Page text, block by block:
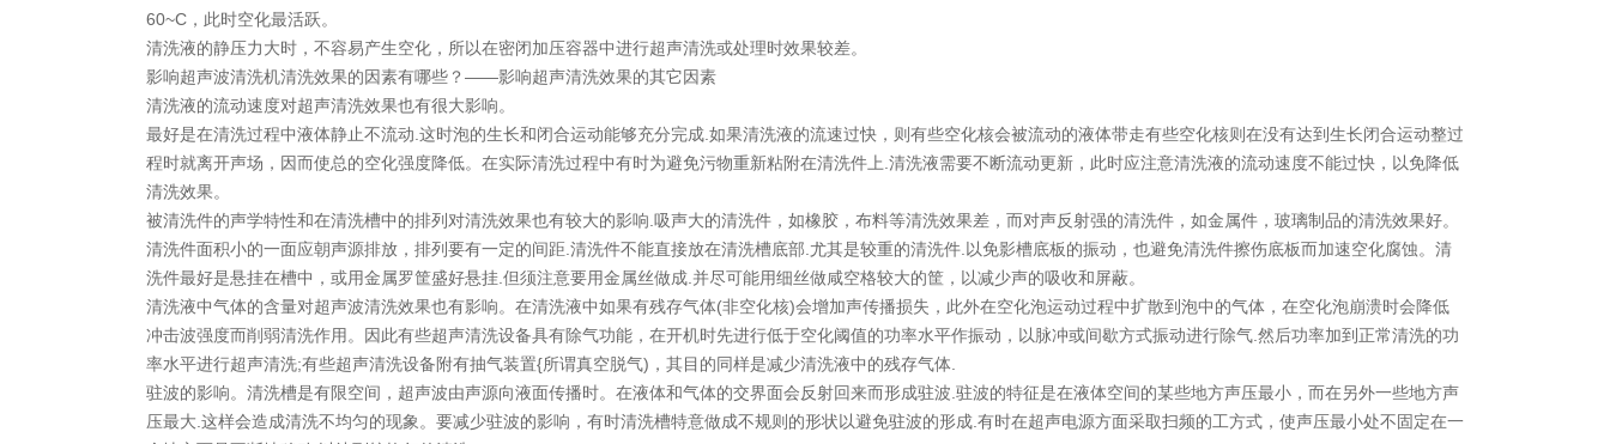
60~C，此时空化最活跃。
清洗液的静压力大时，不容易产生空化，所以在密闭加压容器中进行超声清洗或处理时效果较差。
影响超声波清洗机清洗效果的因素有哪些？——影响超声清洗效果的其它因素
清洗液的流动速度对超声清洗效果也有很大影响。
最好是在清洗过程中液体静止不流动.这时泡的生长和闭合运动能够充分完成.如果清洗液的流速过快，则有些空化核会被流动的液体带走有些空化核则在没有达到生长闭合运动整过
程时就离开声场，因而使总的空化强度降低。在实际清洗过程中有时为避免污物重新粘附在清洗件上.清洗液需要不断流动更新，此时应注意清洗液的流动速度不能过快，以免降低
清洗效果。
被清洗件的声学特性和在清洗槽中的排列对清洗效果也有较大的影响.吸声大的清洗件，如橡胶，布料等清洗效果差，而对声反射强的清洗件，如金属件，玻璃制品的清洗效果好。
清洗件面积小的一面应朝声源排放，排列要有一定的间距.清洗件不能直接放在清洗槽底部.尤其是较重的清洗件.以免影槽底板的振动，也避免清洗件擦伤底板而加速空化腐蚀。清
洗件最好是悬挂在槽中，或用金属罗筐盛好悬挂.但须注意要用金属丝做成.并尽可能用细丝做咸空格较大的筐，以减少声的吸收和屏蔽。
清洗液中气体的含量对超声波清洗效果也有影响。在清洗液中如果有残存气体(非空化核)会增加声传播损失，此外在空化泡运动过程中扩散到泡中的气体，在空化泡崩溃时会降低
冲击波强度而削弱清洗作用。因此有些超声清洗设备具有除气功能，在开机时先进行低于空化阈值的功率水平作振动，以脉冲或间歇方式振动进行除气.然后功率加到正常清洗的功
率水平进行超声清洗;有些超声清洗设备附有抽气装置{所谓真空脱气)，其目的同样是减少清洗液中的残存气体.
驻波的影响。清洗槽是有限空间，超声波由声源向液面传播时。在液体和气体的交界面会反射回来而形成驻波.驻波的特征是在液体空间的某些地方声压最小，而在另外一些地方声
压最大.这样会造成清洗不均匀的现象。要减少驻波的影响，有时清洗槽特意做成不规则的形状以避免驻波的形成.有时在超声电源方面采取扫频的工方式，使声压最小处不固定在一